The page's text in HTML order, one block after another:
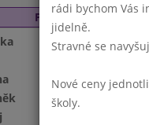
Pondělí 3. 4. 2006
rádi bychom Vás
jidelně.
Stravné se
Nové ceny
školy.